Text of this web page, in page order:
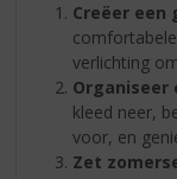
Creëer een
verlichting
Organiseer
kleed neer,
voor, en
Zet